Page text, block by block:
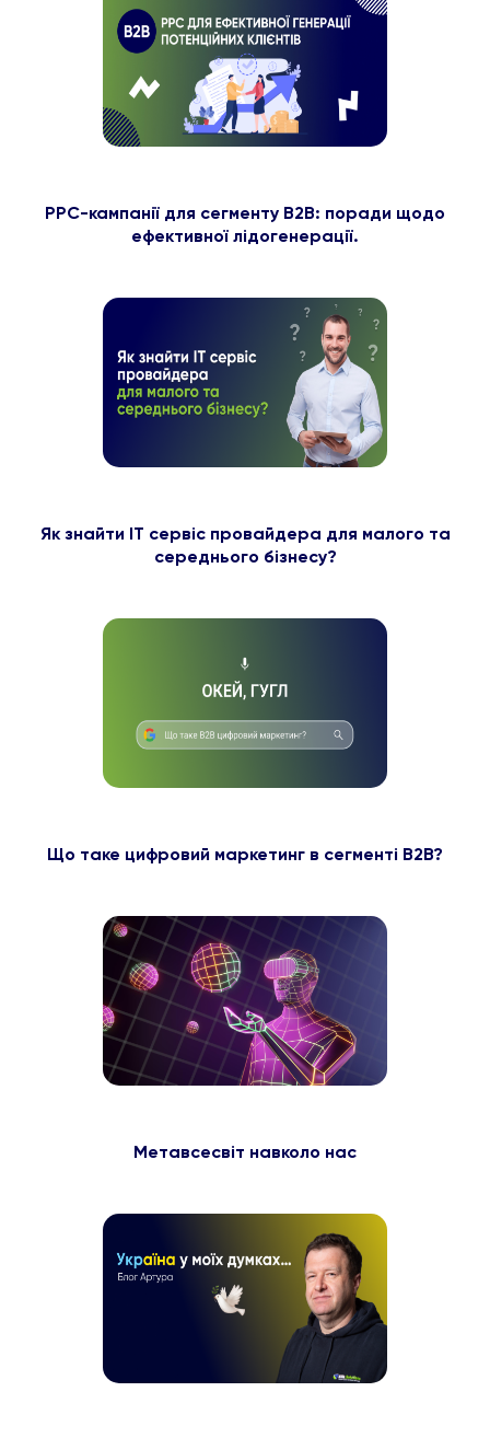
PPC-кампанії для сегменту B2B: поради щодо
ефективної лідогенерації.
Як знайти ІТ сервіс провайдера для малого та
середнього бізнесу?
Що таке цифровий маркетинг в сегменті B2B?
Метавсесвіт навколо нас